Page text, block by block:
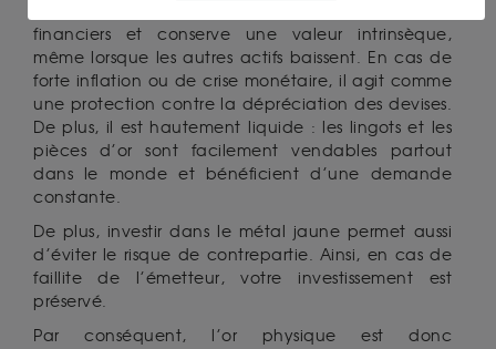
financiers et conserve une valeur intrinsèque,
même lorsque les autres actifs baissent. En cas de
forte inflation ou de crise monétaire, il agit comme
une protection contre la dépréciation des devises.
De plus, il est hautement liquide : les lingots et les
pièces d’or sont facilement vendables partout
dans le monde et bénéficient d’une demande
constante.
De plus, investir dans le métal jaune permet aussi
d’éviter le risque de contrepartie. Ainsi, en cas de
faillite de l’émetteur, votre investissement est
préservé.
Par conséquent, l’or physique est donc